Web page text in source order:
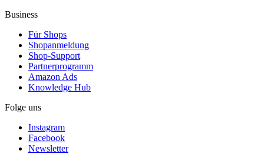
Business
Für Shops
Shopanmeldung
Shop-Support
Partnerprogramm
Amazon Ads
Knowledge Hub
Folge uns
Instagram
Facebook
Newsletter